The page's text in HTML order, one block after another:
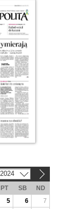
2024
PT SB
ND
5 6
7